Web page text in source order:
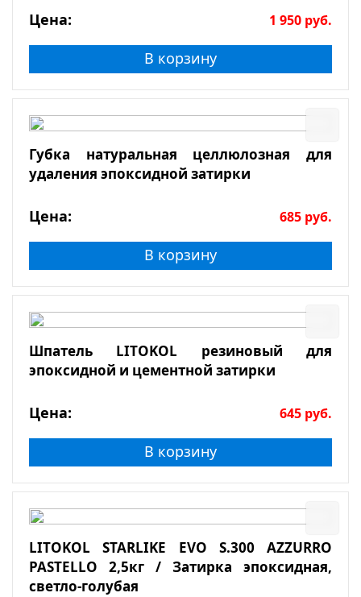
Цена: 1 950 руб.
В корзину
Губка натуральная целлюлозная для
удаления эпоксидной затирки
Цена: 685 руб.
В корзину
Шпатель LITOKOL резиновый для
эпоксидной и цементной затирки
Цена: 645 руб.
В корзину
LITOKOL STARLIKE EVO S.300 AZZURRO
PASTELLO 2,5кг / Затирка эпоксидная,
светло-голубая